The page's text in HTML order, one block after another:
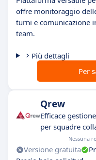
offre monitoraggio
turni e comunicazione
team.
Più dettagli
Per
Qrew
Efficace
per squadre
Nessuna
Versione gratuita